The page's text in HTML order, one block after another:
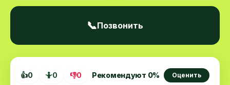
👍0 🤷0 👎0 Рекомендуют 0% Оценить
📞Позвонить